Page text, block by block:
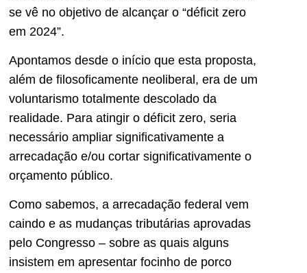
se vê no objetivo de alcançar o “déficit zero
em 2024”.
Apontamos desde o início que esta proposta,
além de filosoficamente neoliberal, era de um
voluntarismo totalmente descolado da
realidade. Para atingir o déficit zero, seria
necessário ampliar significativamente a
arrecadação e/ou cortar significativamente o
orçamento público.
Como sabemos, a arrecadação federal vem
caindo e as mudanças tributárias aprovadas
pelo Congresso – sobre as quais alguns
insistem em apresentar focinho de porco